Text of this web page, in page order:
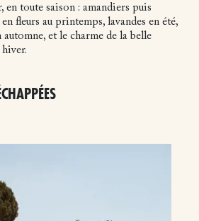
en toute saison : amandiers puis
fleurs au printemps, lavandes en été,
et le charme de la belle